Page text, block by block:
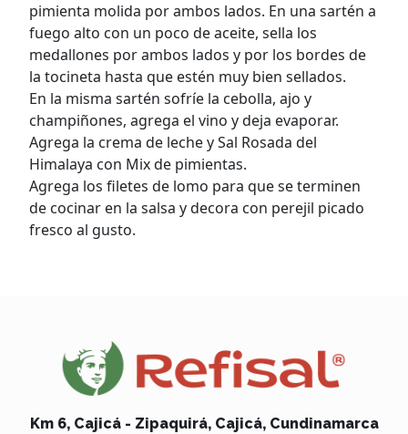
pimienta molida por ambos lados. En una sartén a
fuego alto con un poco de aceite, sella los
medallones por ambos lados y por los bordes de
la tocineta hasta que estén muy bien sellados.
En la misma sartén sofríe la cebolla, ajo y
champiñones, agrega el vino y deja evaporar.
Agrega la crema de leche y Sal Rosada del
Himalaya con Mix de pimientas.
Agrega los filetes de lomo para que se terminen
de cocinar en la salsa y decora con perejil picado
fresco al gusto.
Km 6, Cajicá - Zipaquirá, Cajicá, Cundinamarca